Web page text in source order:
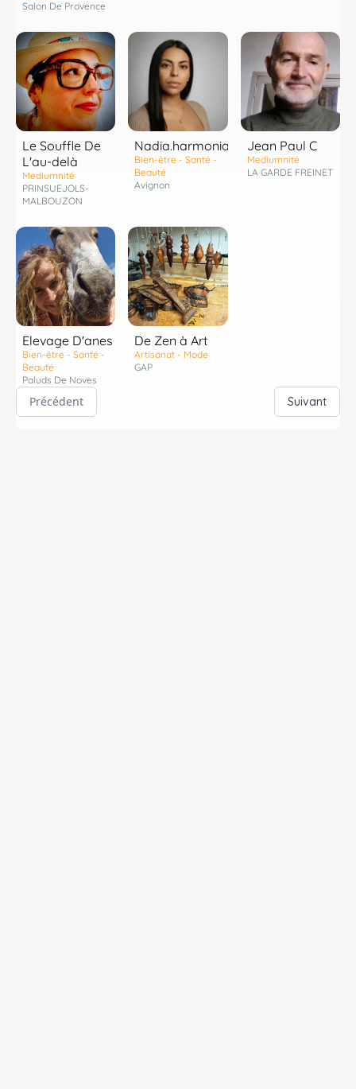
Salon De Provence
Le Souffle De
L'au-delà
Mediumnité
PRINSUEJOLS-
MALBOUZON
Nadia.harmonia
Bien-être - Santé -
Beauté
Avignon
Jean Paul C
Mediumnité
LA GARDE FREINET
Elevage D'anes
Bien-être - Santé -
Beauté
Paluds De Noves
De Zen à Art
Artisanat - Mode
GAP
Précédent Suivant